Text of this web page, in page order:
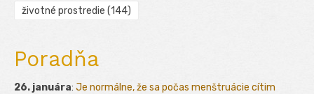
životné prostredie (144)
Poradňa
26. januára: Je normálne, že sa počas menštruácie cítim